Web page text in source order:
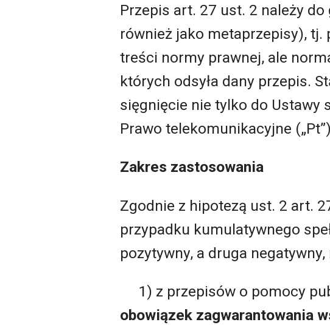
Przepis art. 27 ust. 2 należy
również jako metaprzepisy), tj.
treści normy prawnej, ale
których odsyła dany przepis.
sięgnięcie nie tylko do Ustawy
Prawo telekomunikacyjne
Zakres zastosowania
Zgodnie z hipotezą ust. 2 art.
przypadku kumulatywnego
pozytywny, a druga
1) z przepisów o pomocy
obowiązek zagwarantowania